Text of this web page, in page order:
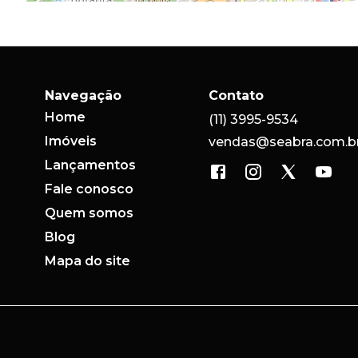
Navegação
Home
Imóveis
Lançamentos
Fale conosco
Quem somos
Blog
Mapa do site
Contato
(11) 3995-9534